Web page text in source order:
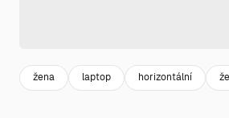
žena laptop horizontální